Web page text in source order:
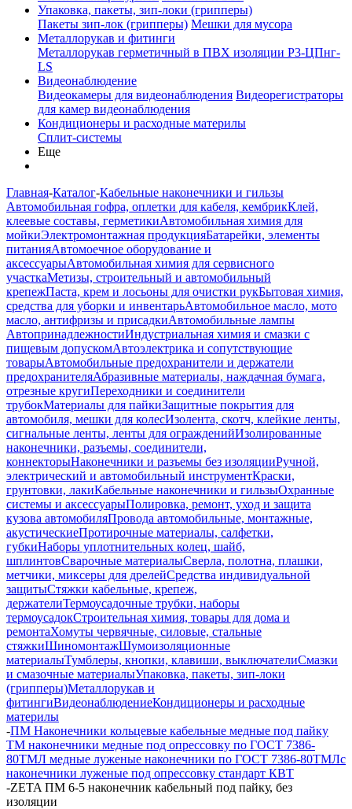
Упаковка, пакеты, зип-локи (грипперы)
Пакеты зип-лок (грипперы) Мешки для мусора
Металлорукав и фитинги
Металлорукав герметичный в ПВХ изоляции Р3-ЦПнг-
LS
Видеонаблюдение
Видеокамеры для видеонаблюдения Видеорегистраторы
для камер видеонаблюдения
Кондиционеры и расходные материлы
Сплит-системы
Еще
Главная-Каталог-Кабельные наконечники и гильзы
Автомобильная гофра, оплетки для кабеля, кембрикКлей,
клеевые составы, герметикиАвтомобильная химия для
мойкиЭлектромонтажная продукцияБатарейки, элементы
питанияАвтомоечное оборудование и
аксессуарыАвтомобильная химия для сервисного
участкаМетизы, строительный и автомобильный
крепежПаста, крем и лосьоны для очистки рукБытовая химия,
средства для уборки и инвентарьАвтомобильное масло, мото
масло, антифризы и присадкиАвтомобильные лампы
АвтопринадлежностиИндустриальная химия и смазки с
пищевым допускомАвтоэлектрика и сопутствующие
товарыАвтомобильные предохранители и держатели
предохранителяАбразивные материалы, наждачная бумага,
отрезные кругиПереходники и соединители
трубокМатериалы для пайкиЗащитные покрытия для
автомобиля, мешки для колесИзолента, скотч, клейкие ленты,
сигнальные ленты, ленты для огражденийИзолированные
наконечники, разъемы, соединители,
коннекторыНаконечники и разъемы без изоляцииРучной,
электрический и автомобильный инструментКраски,
грунтовки, лакиКабельные наконечники и гильзыОхранные
системы и аксессуарыПолировка, ремонт, уход и защита
кузова автомобиляПровода автомобильные, монтажные,
акустическиеПротирочные материалы, салфетки,
губкиНаборы уплотнительных колец, шайб,
шплинтовСварочные материалыСверла, полотна, плашки,
метчики, миксеры для дрелейСредства индивидуальной
защитыСтяжки кабельные, крепеж,
держателиТермоусадочные трубки, наборы
термоусадокСтроительная химия, товары для дома и
ремонтаХомуты червячные, силовые, стальные
стяжкиШиномонтажШумоизоляционные
материалыТумблеры, кнопки, клавиши, выключателиСмазки
и смазочные материалыУпаковка, пакеты, зип-локи
(грипперы)Металлорукав и
фитингиВидеонаблюдениеКондиционеры и расходные
материлы
-ПМ Наконечники кольцевые кабельные медные под пайку
ТМ наконечники медные под опрессовку по ГОСТ 7386-
80ТМЛ медные луженые наконечники по ГОСТ 7386-80ТМЛс
наконечники луженые под опрессовку стандарт КВТ
-ZETA ПМ 6-5 наконечник кабельный под пайку, без
изоляции